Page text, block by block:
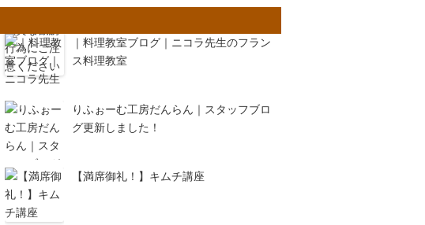
｜料理教室ブログ｜ニコラ先生のフラン
ス料理教室
りふぉーむ工房だんらん｜スタッフブロ
グ更新しました！
【満席御礼！】キムチ講座